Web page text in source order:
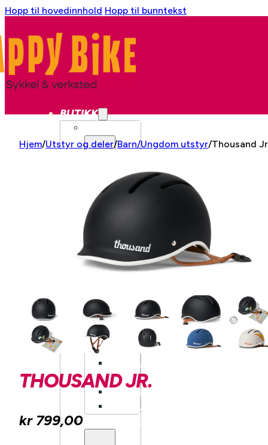
Hopp til hovedinnhold Hopp til bunntekst
BUTIKK
BYSYKKEL
GRAVEL
LANDEVEI
AERO
LANDEVEI
TRACK/FIXIE
HARDTAIL
FULLDEMPET
DOWNHILL
DIRT
BALANSESYKKEL
ELSYKKEL
Hjem/Utstyr og deler/Barn/Ungdom utstyr/Thousand
THOUSAND JR.
kr799,00